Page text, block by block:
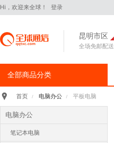
Hi，欢迎来全球！ 登录
昆明市区
全场免邮配送
全部商品分类
手机通讯
iPhone16Pro
华为Pura70
华为 nova14 Pro
平板电脑
首页 / 电脑办公 / 平板电脑
电脑办公
笔记本电脑